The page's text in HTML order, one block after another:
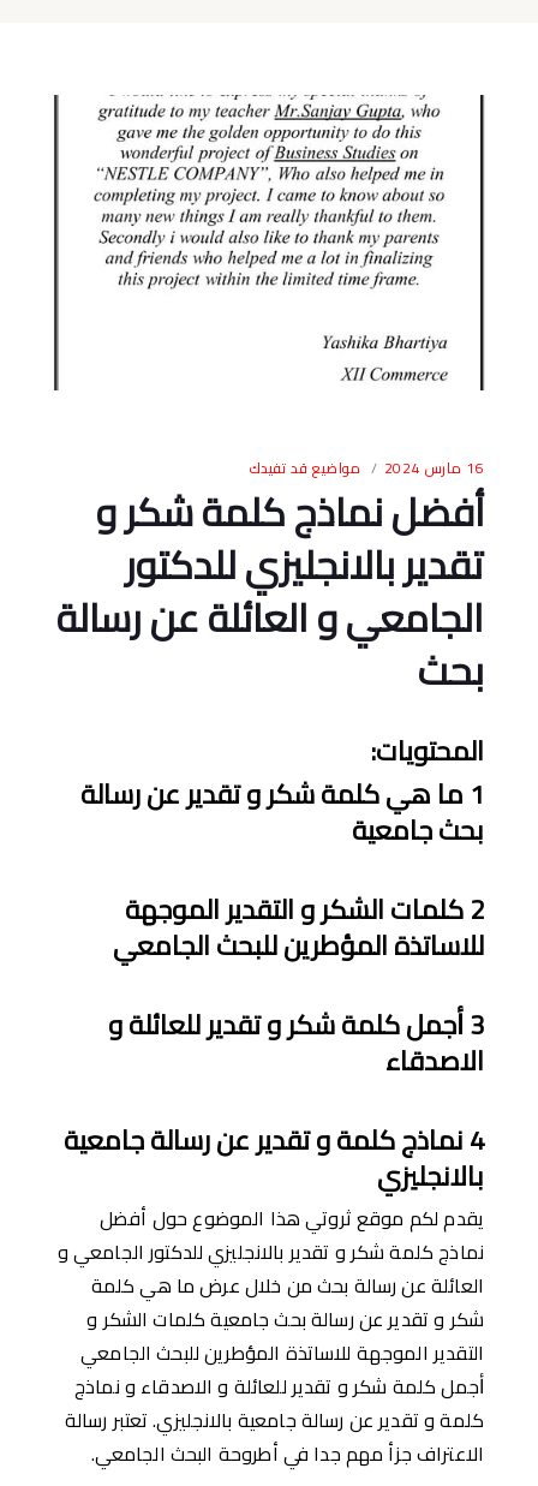
16 مارس 2024 مواضيع قد تفيدك
أفضل نماذج كلمة شكر و
تقدير بالانجليزي للدكتور
الجامعي و العائلة عن رسالة
بحث
المحتويات:
1ما هي كلمة شكر و تقدير عن رسالة
بحث جامعية
2كلماتالشكر والتقدير الموجهة
للاساتذة المؤطرين للبحث الجامعي
3ﺃجملكلمةشكر و تقدير للعائلة و
الاصدقاء
4نماذج كلمة و تقدير عنرسالة جامعية
بالانجليزي
يقدم لكم موقع ثروتي هذا الموضوع حول أفضل
نماذج كلمة شكر و تقدير بالانجليزي للدكتور الجامعي و
العائلة عن رسالة بحث من خلال عرض ما هي كلمة
شكر و تقدير عن رسالة بحث جامعية كلمات الشكر و
التقدير الموجهة للاساتذة المؤطرين للبحث الجامعي
ﺃجمل كلمة شكر و تقدير للعائلة و الاصدقاء و نماذج
كلمة و تقدير عن رسالة جامعية بالانجليزي. تعتبر رسالة
الاعتراف جزأ مهم جدا في أطروحة البحث الجامعي.